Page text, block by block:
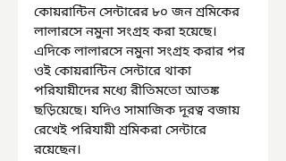
কোয়রান্টিন সেন্টারের ৮০ জন শ্রমিকের
লালারসে নমুনা সংগ্রহ করা হয়েছে।
এদিকে লালারসে নমুনা সংগ্রহ করার পর
ওই কোয়রান্টিন সেন্টারে থাকা
পরিযায়ীদের মধ্যে রীতিমতো আতঙ্ক
ছড়িয়েছে। যদিও সামাজিক দূরত্ব বজায়
রেখেই পরিযায়ী শ্রমিকরা সেন্টারে
রয়েছেন।